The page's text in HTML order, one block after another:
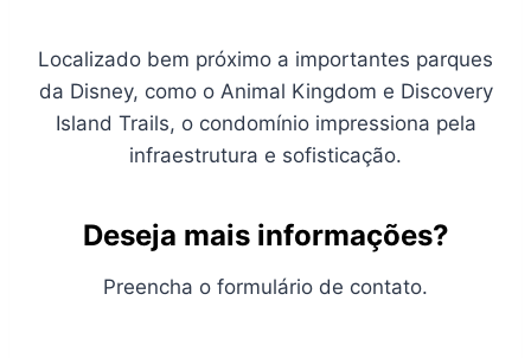
Localizado bem próximo a importantes parques
da Disney, como o Animal Kingdom e Discovery
Island Trails, o condomínio impressiona pela
infraestrutura e sofisticação.
Deseja mais informações?
Preencha o formulário de contato.